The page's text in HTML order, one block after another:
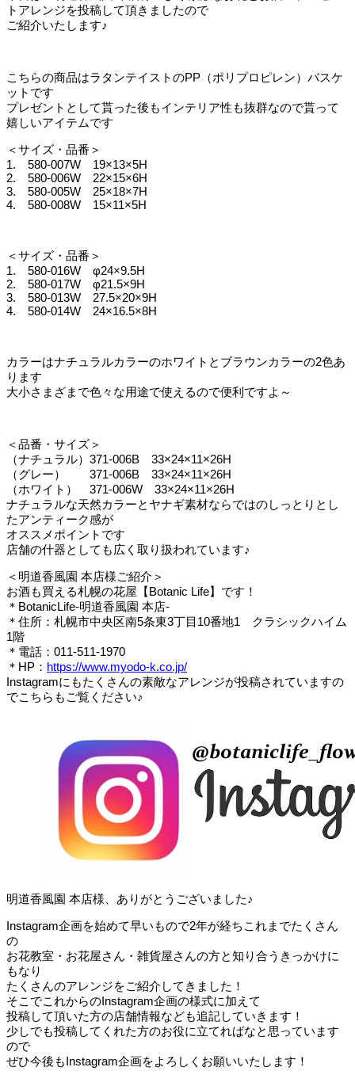
トアレンジを投稿して頂きましたので
ご紹介いたします♪
こちらの商品はラタンテイストのPP（ポリプロピレン）バスケ
ットです
プレゼントとして貰った後もインテリア性も抜群なので貰って
嬉しいアイテムです
＜サイズ・品番＞
1. 580-007W 19×13×5H
2. 580-006W 22×15×6H
3. 580-005W 25×18×7H
4. 580-008W 15×11×5H
＜サイズ・品番＞
1. 580-016W φ24×9.5H
2. 580-017W φ21.5×9H
3. 580-013W 27.5×20×9H
4. 580-014W 24×16.5×8H
カラーはナチュラルカラーのホワイトとブラウンカラーの2色あ
ります
大小さまざまで色々な用途で使えるので便利ですよ～
＜品番・サイズ＞
（ナチュラル）371-006B 33×24×11×26H
（グレー） 371-006B 33×24×11×26H
（ホワイト） 371-006W 33×24×11×26H
ナチュラルな天然カラーとヤナギ素材ならではのしっとりとし
たアンティーク感が
オススメポイントです
店舗の什器としても広く取り扱われています♪
＜明道香風園 本店様ご紹介＞
お酒も買える札幌の花屋【Botanic Life】です！
＊BotanicLife-明道香風園 本店-
＊住所：札幌市中央区南5条東3丁目10番地1 クラシックハイム
1階
＊電話：011-511-1970
＊HP： https://www.myodo-k.co.jp/
Instagramにもたくさんの素敵なアレンジが投稿されていますの
でこちらもご覧ください♪
明道香風園 本店様、ありがとうございました♪
Instagram企画を始めて早いもので2年が経ちこれまでたくさん
の
お花教室・お花屋さん・雑貨屋さんの方と知り合うきっかけに
もなり
たくさんのアレンジをご紹介してきました！
そこでこれからのInstagram企画の様式に加えて
投稿して頂いた方の店舗情報なども追記していきます！
少しでも投稿してくれた方のお役に立てればなと思っています
ので
ぜひ今後もInstagram企画をよろしくお願いいたします！